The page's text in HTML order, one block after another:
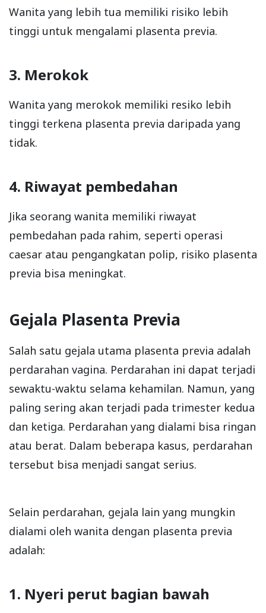
Wanita yang lebih tua memiliki risiko lebih
tinggi untuk mengalami plasenta previa.
3. Merokok
Wanita yang merokok memiliki resiko lebih
tinggi terkena plasenta previa daripada yang
tidak.
4. Riwayat pembedahan
Jika seorang wanita memiliki riwayat
pembedahan pada rahim, seperti operasi
caesar atau pengangkatan polip, risiko plasenta
previa bisa meningkat.
Gejala Plasenta Previa
Salah satu gejala utama plasenta previa adalah
perdarahan vagina. Perdarahan ini dapat terjadi
sewaktu-waktu selama kehamilan. Namun, yang
paling sering akan terjadi pada trimester kedua
dan ketiga. Perdarahan yang dialami bisa ringan
atau berat. Dalam beberapa kasus, perdarahan
tersebut bisa menjadi sangat serius.
Selain perdarahan, gejala lain yang mungkin
dialami oleh wanita dengan plasenta previa
adalah:
1. Nyeri perut bagian bawah